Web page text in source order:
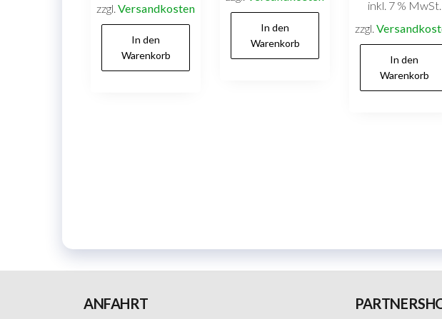
zzgl.Versandkosten
In den
Warenkorb
In den
Warenkorb
inkl. 7 % MwSt.
zzgl.
In den
Warenkorb
ANFAHRT